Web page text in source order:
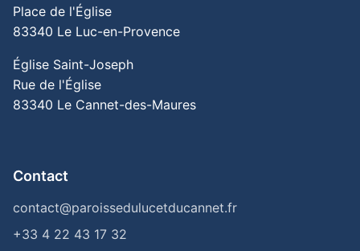
Place de l'Église
83340 Le Luc-en-Provence
Église Saint-Joseph
Rue de l'Église
83340 Le Cannet-des-Maures
Contact
contact@paroissedulucetducannet.fr
+33 4 22 43 17 32